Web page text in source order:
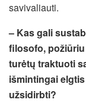
savivaliauti.
– Kas gali
filosofo,
turėtų traktuoti
išmintingai
užsidirbti?